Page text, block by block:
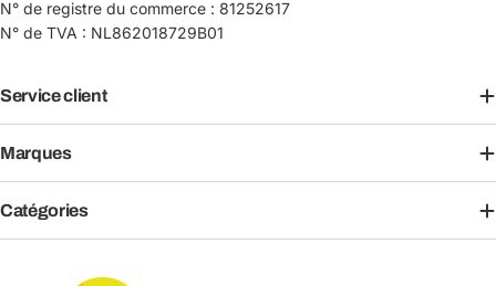
N° de registre du commerce : 81252617
N° de TVA : NL862018729B01
Service client
Marques
Catégories